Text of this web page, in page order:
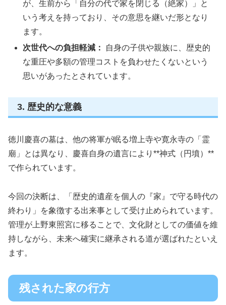
が、生前から「自分の代で家を閉じる（絶家）」と
いう考えを持っており、その意思を継いだ形となり
ます。
次世代への負担軽減：
自身の子供や親族に、歴史的
な重圧や多額の管理コストを負わせたくないという
思いがあったとされています。
3. 歴史的な意義
徳川慶喜の墓は、他の将軍が眠る増上寺や寛永寺の「霊
廟」とは異なり、慶喜自身の遺言により**神式（円墳）**
で作られています。
今回の決断は、「歴史的遺産を個人の『家』で守る時代の
終わり」を象徴する出来事として受け止められています。
管理が上野東照宮に移ることで、文化財としての価値を維
持しながら、未来へ確実に継承される道が選ばれたといえ
ます。
残された家の行方